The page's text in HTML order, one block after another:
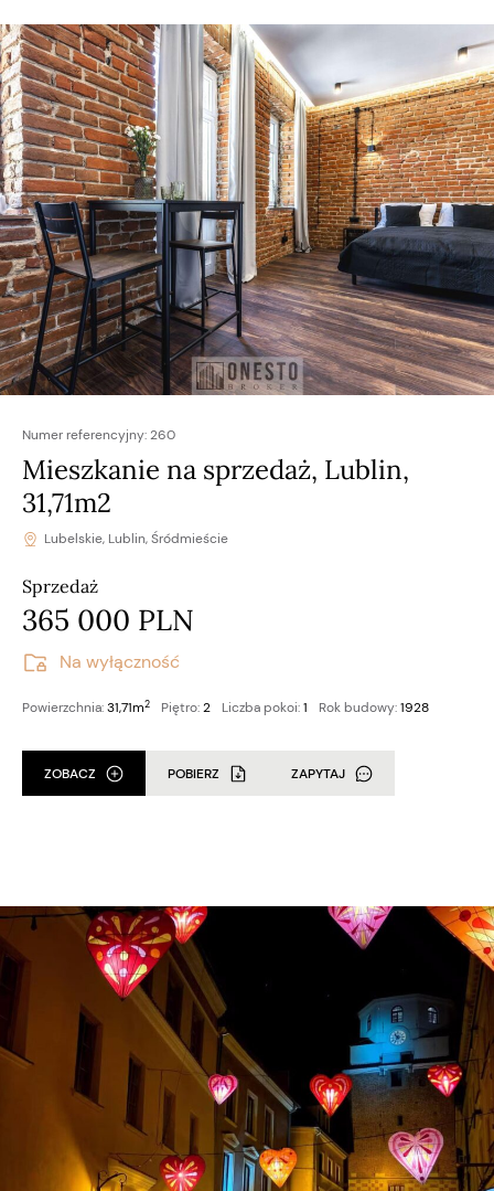
Na wyłączność
Numer referencyjny:260
Mieszkanie na sprzedaż, Lublin,
31,71m2
Lubelskie, Lublin, Śródmieście
Sprzedaż
365 000 PLN
Powierzchnia:31,71m2 Piętro:2 Liczba pokoi:1 Rok budowy:1928
ZOBACZ POBIERZ ZAPYTAJ